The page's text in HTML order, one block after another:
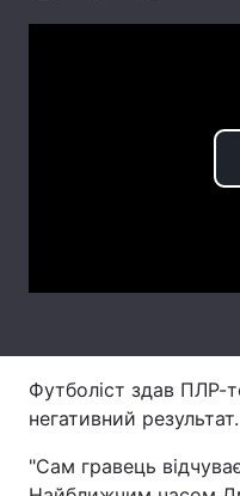
Інтерв'ю
Контакти
Футболіст здав ПЛР-
негативний результат.
"Сам гравець